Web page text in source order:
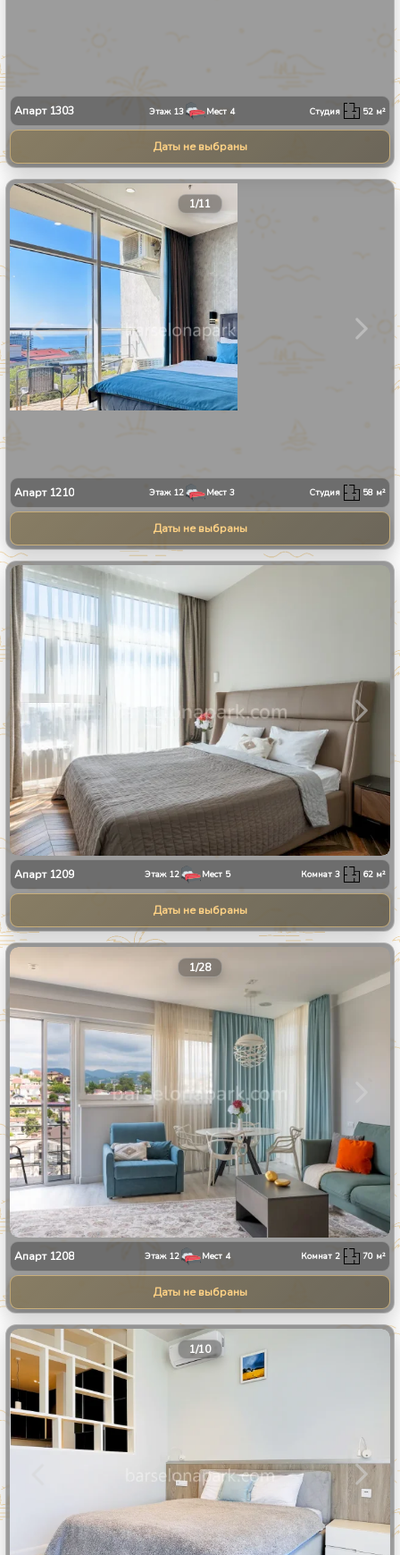
Апарт 1303 Этаж 13 Мест 4 Студия 52 м²
Даты не выбраны
1/11
Апарт 1210 Этаж 12 Мест 3 Студия 58 м²
Даты не выбраны
Апарт 1209 Этаж 12 Мест 5 Комнат3 62 м²
Даты не выбраны
1/28
Апарт 1208 Этаж 12 Мест 4 Комнат2 70 м²
Даты не выбраны
1/10